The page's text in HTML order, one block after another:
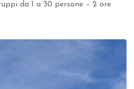
da 1 a 30 persone – 2 ore